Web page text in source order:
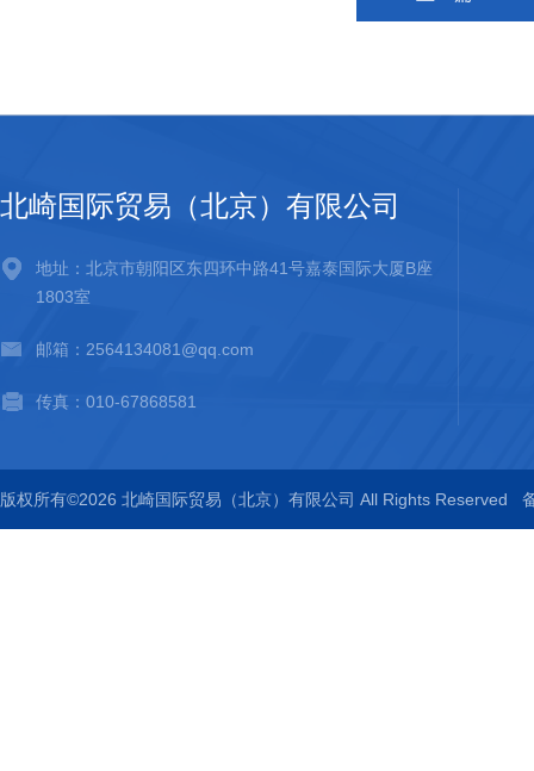
北崎国际贸易（北京）有限公司
地址：北京市朝阳区东四环中路41号嘉泰国际大厦B座
1803室
邮箱：2564134081@qq.com
传真：010-67868581
版权所有©2026 北崎国际贸易（北京）有限公司 All Rights Reserved